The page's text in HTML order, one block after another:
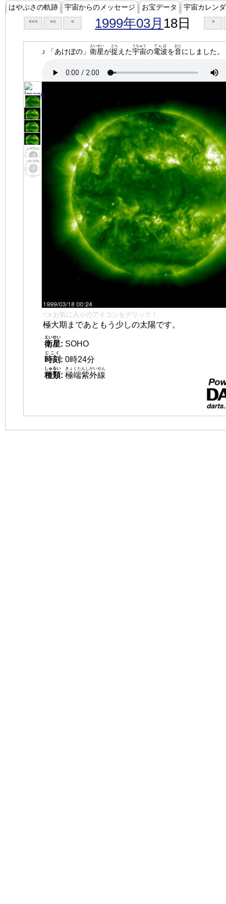
はやぶさの軌跡 宇宙からのメッセージ お宝データ 宇宙カレン
<<< << < 1999年03月 18日 >
♪ 「あけぼの」 衛星
えいせい
が捉
とら
えた宇宙
うちゅう
の電波
でんぱ
を音
おと
にしました。
👈 お気に入りのアイコンをクリック！
極大期まであともう少しの太陽です。
衛星
えいせい
: SOHO
時刻
じこく
: 0時24分
種類
しゅるい
: 極端紫外線
きょくたんしがいせん